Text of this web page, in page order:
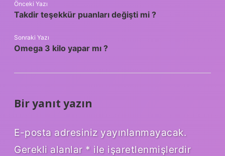
Önceki Yazı
Takdir teşekkür puanları değişti mi ?
Sonraki Yazı
Omega 3 kilo yapar mı ?
Bir yanıt yazın
E-posta adresiniz yayınlanmayacak.
Gerekli alanlar * ile işaretlenmişlerdir